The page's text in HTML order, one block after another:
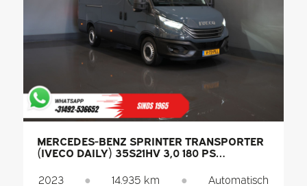
MERCEDES-BENZ SPRINTER TRANSPORTER
(IVECO DAILY) 35S21HV 3,0 180 PS
/ ADAPTIVE GESCHWINDIGKEITSREGELUNG
2023 ● 14.935 km ● Automatisch